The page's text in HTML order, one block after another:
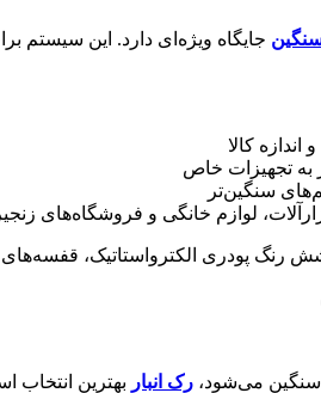
جایگاه ویژه‌ای دارد. این سیستم
کالا
به تجهیزات خاص
سنگین‌تر
لوازم خانگی و فروشگاه‌های
رنگ پودری الکترواستاتیک، قفسه‌های
سنگین می‌شود، رک انبار بهترین انتخاب